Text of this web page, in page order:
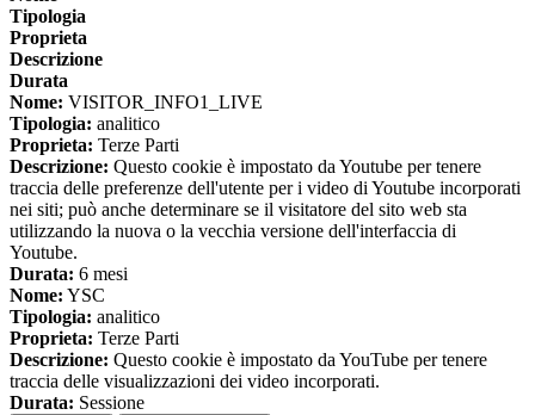
Tipologia
Proprieta
Descrizione
Durata
Nome: VISITOR_INFO1_LIVE
Tipologia: analitico
Proprieta: Terze Parti
Descrizione: Questo cookie è impostato da Youtube per tenere
traccia delle preferenze dell'utente per i video di Youtube incorporati
nei siti; può anche determinare se il visitatore del sito web sta
utilizzando la nuova o la vecchia versione dell'interfaccia di
Youtube.
Durata: 6 mesi
Nome: YSC
Tipologia: analitico
Proprieta: Terze Parti
Descrizione: Questo cookie è impostato da YouTube per tenere
traccia delle visualizzazioni dei video incorporati.
Durata: Sessione